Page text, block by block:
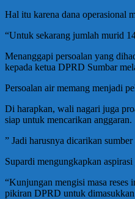
Hal itu karena dana operasional
“Untuk sekarang jumlah murid
Menanggapi persoalan yang
kepada ketua DPRD Sumbar
Persoalan air memang menjadi
Di harapkan, wali nagari juga
siap untuk mencarikan anggaran.
” Jadi harusnya dicarikan
Supardi mengungkapkan
“Kunjungan mengisi masa
pikiran DPRD untuk dimasukkan